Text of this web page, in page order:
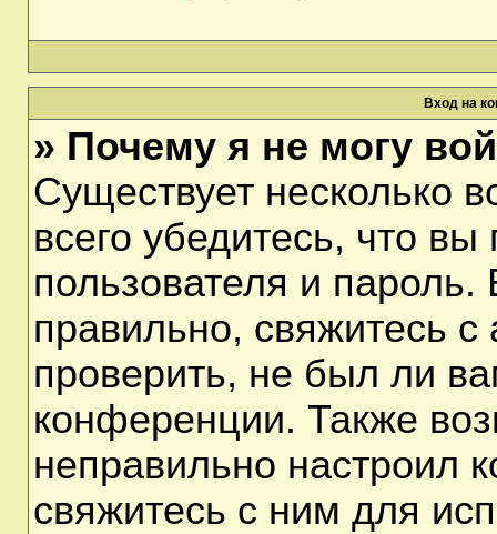
Вход на
» Почему я не могу
Существует несколько
всего убедитесь, что
пользователя и
правильно, свяжитесь
проверить, не был ли
конференции. Также
неправильно настроил
свяжитесь с ним для